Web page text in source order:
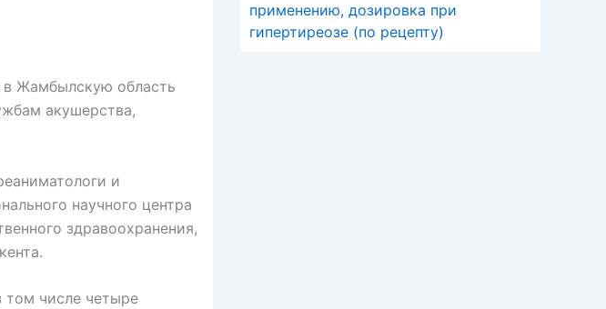
в Жамбылскую область
акушерства,
и
научного центра
здравоохранения,
том числе четыре
применению, дозировка при
гипертиреозе (по рецепту)